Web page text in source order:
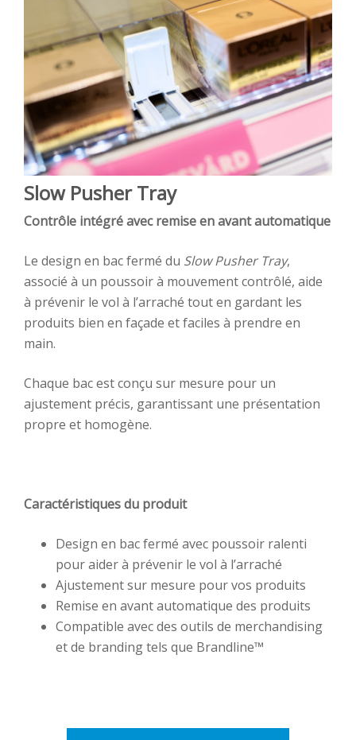
Slow Pusher Tray
Contrôle intégré avec remise en avant automatique
Le design en bac fermé du Slow Pusher Tray,
associé à un poussoir à mouvement contrôlé, aide
à prévenir le vol à l’arraché tout en gardant les
produits bien en façade et faciles à prendre en
main.
Chaque bac est conçu sur mesure pour un
ajustement précis, garantissant une présentation
propre et homogène.
Caractéristiques du produit
Design en bac fermé avec poussoir ralenti
pour aider à prévenir le vol à l’arraché
Ajustement sur mesure pour vos produits
Remise en avant automatique des produits
Compatible avec des outils de merchandising
et de branding tels que Brandline™